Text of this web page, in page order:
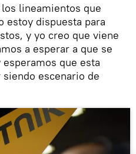
lineamientos que
estoy dispuesta para
y yo creo que viene
a esperar a que se
que esta
escenario de